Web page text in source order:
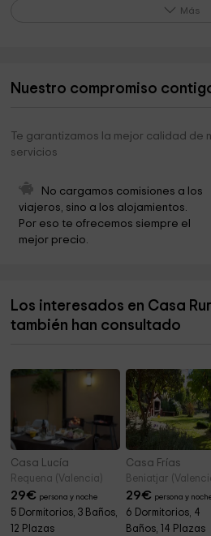
Parque
Umbría La Plana
Museo Arqueológico de Enguera
El Piquet
Más
Nuestro compromiso
Te garantizamos la mejor calidad de
servicios
No cargamos comisiones a los
viajeros, sino a los alojamientos.
Por eso te ofrecemos siempre el
mejor precio.
Los interesados en Casa
también han consultado
Casa Lucía
Requena (Valencia)
29€ persona y noche
5 Dormitorios, 3 Baños,
12 Plazas
Casa Frías
Beniatjar
29€ persona y
6 Dormitorios, 4
Baños, 14 Plazas